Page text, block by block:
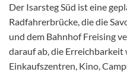
Der Isarsteg Süd ist eine
Radfahrerbrücke, die die
und dem Bahnhof Freising
darauf ab, die
Einkaufszentren, Kino,